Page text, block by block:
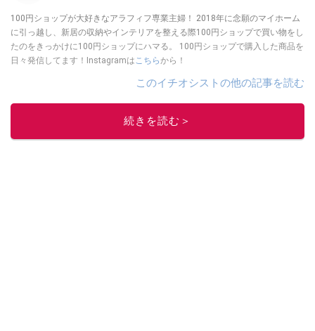
100円ショップが大好きなアラフィフ専業主婦！ 2018年に念願のマイホーム
に引っ越し、新居の収納やインテリアを整える際100円ショップで買い物をし
たのをきっかけに100円ショップにハマる。 100円ショップで購入した商品を
日々発信してます！Instagramはこちらから！
このイチオシストの他の記事を読む
続きを読む＞